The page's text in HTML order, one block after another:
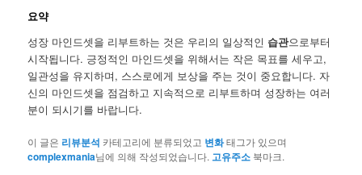
요약
성장 마인드셋을 리부트하는 것은 우리의 일상적인 습관으로부터
시작됩니다. 긍정적인 마인드셋을 위해서는 작은 목표를 세우고,
일관성을 유지하며, 스스로에게 보상을 주는 것이 중요합니다. 자
신의 마인드셋을 점검하고 지속적으로 리부트하며 성장하는 여러
분이 되시기를 바랍니다.
이 글은 리뷰분석 카테고리에 분류되었고 변화태그가 있으며
complexmania님에 의해 작성되었습니다. 고유주소 북마크.